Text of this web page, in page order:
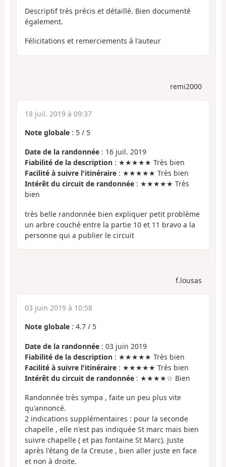
Descriptif très précis et détaillé. Bien documenté
également.
Félicitations et remerciements à l'auteur
remi2000
18 juil. 2019 à 09:37
Note globale : 5 / 5
Date de la randonnée : 16 juil. 2019
Fiabilité de la description : ★★★★★ Très bien
Facilité à suivre l'itinéraire : ★★★★★ Très bien
Intérêt du circuit de randonnée : ★★★★★ Très
bien
très belle randonnée bien expliquer petit problème
un arbre couché entre la partie 10 et 11 bravo a la
personne qui a publier le circuit
f.lousas
03 juin 2019 à 10:58
Note globale : 4.7 / 5
Date de la randonnée : 03 juin 2019
Fiabilité de la description : ★★★★★ Très bien
Facilité à suivre l'itinéraire : ★★★★★ Très bien
Intérêt du circuit de randonnée : ★★★★☆ Bien
Randonnée très sympa , faite un peu plus vite
qu'annoncé.
2 indications supplémentaires : pour la seconde
chapelle , elle n'est pas indiquée St marc mais bien
suivre chapelle ( et pas fontaine St Marc). Juste
après l'étang de la Creuse , bien aller juste en face
et non à droite.